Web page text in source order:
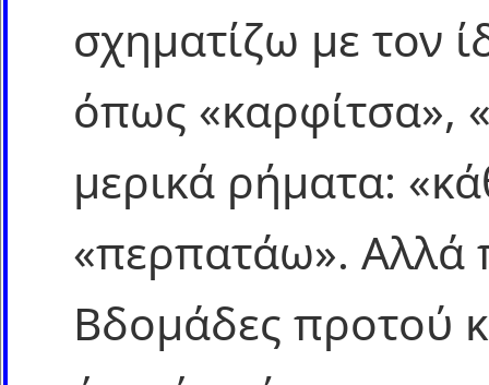
σχηματίζω με τον
όπως «καρφίτσα»,
μερικά ρήματα:
«περπατάω». Αλλά
Βδομάδες προτού